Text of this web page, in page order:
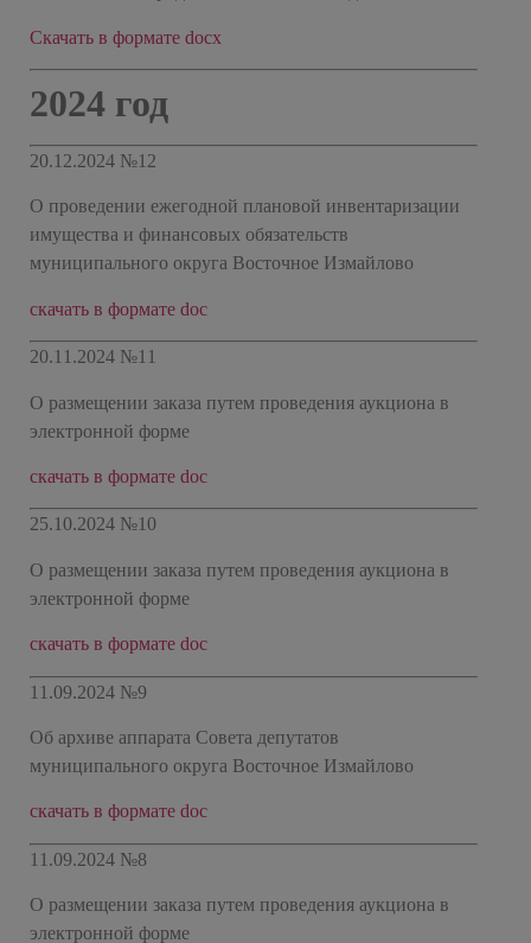
Скачать в формате docx
2024 год
20.12.2024 №12
О проведении ежегодной плановой инвентаризации
имущества и финансовых обязательств
муниципального округа Восточное Измайлово
скачать в формате doc
20.11.2024 №11
О размещении заказа путем проведения аукциона в
электронной форме
скачать в формате doc
25.10.2024 №10
О размещении заказа путем проведения аукциона в
электронной форме
скачать в формате doc
11.09.2024 №9
Об архиве аппарата Совета депутатов
муниципального округа Восточное Измайлово
скачать в формате doc
11.09.2024 №8
О размещении заказа путем проведения аукциона в
электронной форме